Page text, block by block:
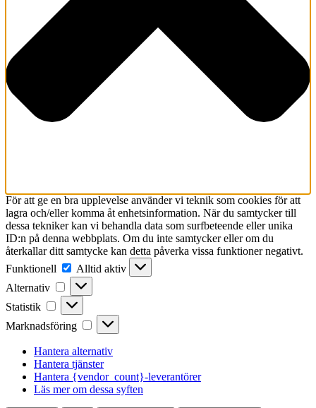
För att ge en bra upplevelse använder vi teknik som cookies för att
lagra och/eller komma åt enhetsinformation. När du samtycker till
dessa tekniker kan vi behandla data som surfbeteende eller unika
ID:n på denna webbplats. Om du inte samtycker eller om du
återkallar ditt samtycke kan detta påverka vissa funktioner negativt.
Funktionell
Funktionell
Alltid aktiv
Alternativ
Alternativ
Statistik Statistik
Marknadsföring Marknadsföring
Hantera alternativ
Hantera tjänster
Hantera {vendor_count}-leverantörer
Läs mer om dessa syften